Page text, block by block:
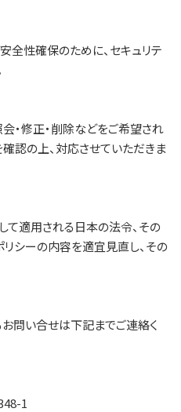
全性確保のために、セキュリテ
・修正・削除などをご希望され
認の上、対応させていただきま
て適用される日本の法令、その
シーの内容を適宜見直し、その
問い合せは下記までご連絡く
1